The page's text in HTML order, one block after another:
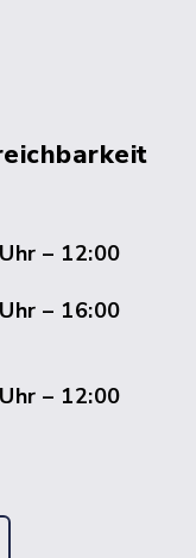
– 12:00
– 16:00
– 12:00